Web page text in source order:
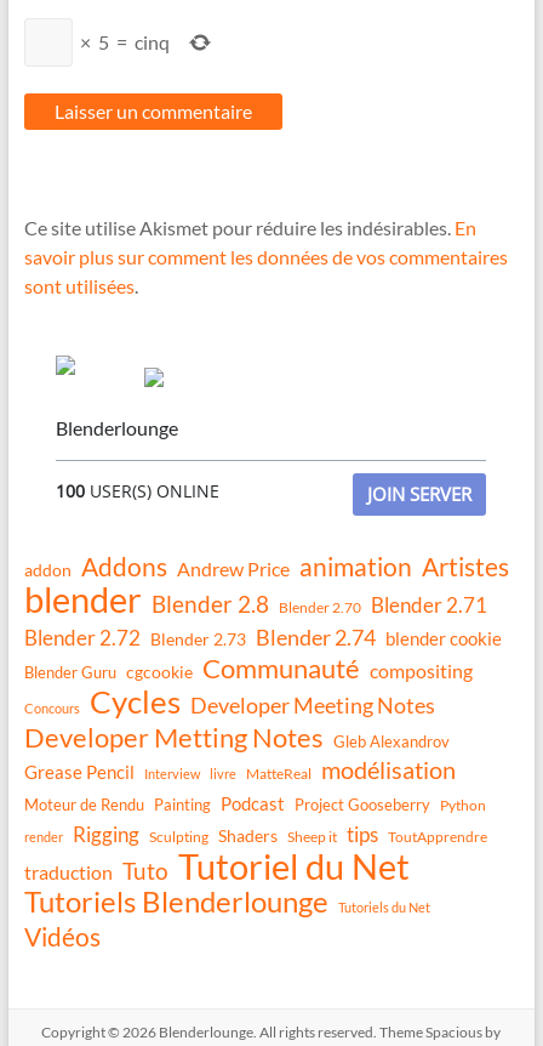
× 5 = cinq
Ce site utilise Akismet pour réduire les indésirables. En
savoir plus sur comment les données de vos commentaires
sont utilisées.
Blenderlounge
100 USER(S) ONLINE JOIN SERVER
addon Addons Andrew Price animation Artistes
blender Blender 2.8 Blender 2.70
Blender 2.71
Blender 2.72 Blender 2.73 Blender 2.74 blender cookie
Blender Guru cgcookie Communauté compositing
Concours Cycles Developer Meeting Notes
Developer Metting Notes Gleb Alexandrov
Grease Pencil Interview livre MatteReal modélisation
Moteur de Rendu Painting Podcast Project Gooseberry Python
render Rigging Sculpting Shaders Sheep it tips ToutApprendre
traduction Tuto Tutoriel du Net
Tutoriels Blenderlounge Tutoriels du Net
Vidéos
Copyright © 2026 Blenderlounge . All rights reserved. ThemeSpacious by